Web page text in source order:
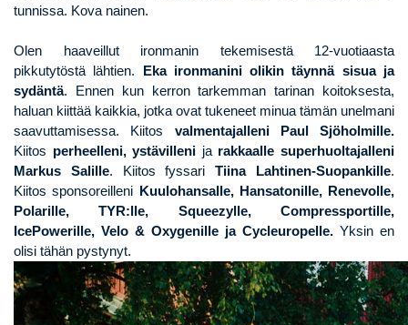
tunnissa. Kova nainen.
Olen haaveillut ironmanin tekemisestä 12-vuotiaasta
pikkutytöstä lähtien.
Eka ironmanini olikin täynnä sisua ja
sydäntä. Ennen kun kerron tarkemman tarinan koitoksesta,
haluan kiittää kaikkia, jotka ovat tukeneet minua tämän unelmani
saavuttamisessa. Kiitos valmentajalleni Paul Sjöholmille.
Kiitos perheelleni, ystävilleni jarakkaalle superhuoltajalleni
Markus Salille. Kiitos fyssariTiina Lahtinen-Suopankille.
Kiitos sponsoreilleni Kuulohansalle, Hansatonille, Renevolle,
Polarille, TYR:lle, Squeezylle, Compressportille,
IcePowerille, Velo & Oxygenille ja Cycleuropelle. Yksin en
olisi tähän pystynyt.